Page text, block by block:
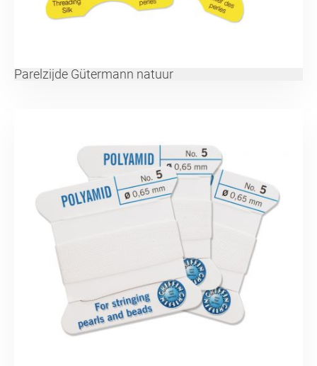
Parelzijde Gütermann natuur